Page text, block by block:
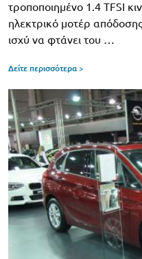
τροποποιημένο 1.4 TFSI
ηλεκτρικό μοτέρ
ισχύ να φτάνει του …
Δείτε περισσότερα >